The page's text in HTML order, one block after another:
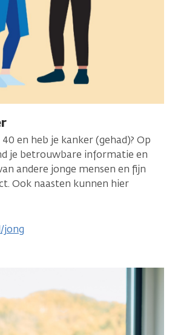
en heb je kanker (gehad)? Op
je betrouwbare informatie en
andere jonge mensen en fijn
Ook naasten kunnen hier
jong